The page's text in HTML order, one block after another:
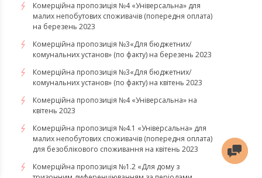
​​​​​​​Комерційна пропозиція №4 «Універсальна» для
малих непобутових споживачів (попередня оплата)
на березень 2023
​​​​​​​Комерційна пропозиція №3«Для бюджетних/
комунальних установ» (по факту) на березень 2023
Комерційна пропозиція №3«Для бюджетних/
комунальних установ» (по факту) на квітень 2023
Комерційна пропозиція №4 «Універсальна» на
квітень 2023
Комерційна пропозиція №4.1 «Універсальна» для
малих непобутових споживачів (попередня оплата)
для безоблікового споживання на квітень 2023
Комерційна пропозиція №1.2 «Для дому з